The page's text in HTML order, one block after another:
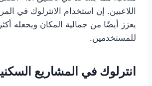
اللاعبين. إن استخدام الانترلوك في
يعزز أيضًا من جمالية المكان ويجعله
للمستخدمين.
انترلوك في المشاريع